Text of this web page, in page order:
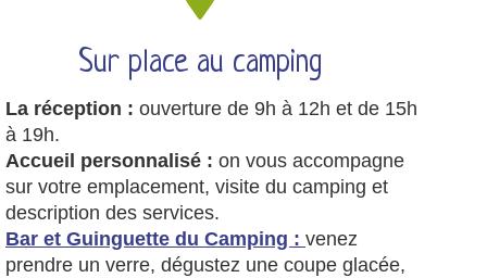
Sur place au camping
La réception : ouverture de 9h à 12h et de 15h
à 19h.
Accueil personnalisé : on vous accompagne
sur votre emplacement, visite du camping et
description des services.
Bar et Guinguette du Camping : venez
prendre un verre, dégustez une coupe glacée,